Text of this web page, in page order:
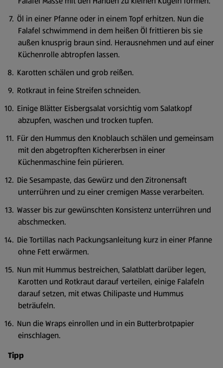
Öl in einer Pfanne oder in einem Topf erhitzen. Nun die
Falafel schwimmend in dem heißen Öl frittieren bis sie
außen knusprig braun sind. Herausnehmen und auf einer
Küchenrolle abtropfen lassen.
Karotten schälen und grob reißen.
Rotkraut in feine Streifen schneiden.
Einige Blätter Eisbergsalat vorsichtig vom Salatkopf
abzupfen, waschen und trocken tupfen.
Für den Hummus den Knoblauch schälen und gemeinsam
mit den abgetropften Kichererbsen in einer
Küchenmaschine fein pürieren.
Die Sesampaste, das Gewürz und den Zitronensaft
unterrühren und zu einer cremigen Masse verarbeiten.
Wasser bis zur gewünschten Konsistenz unterrühren und
abschmecken.
Die Tortillas nach Packungsanleitung kurz in einer Pfanne
ohne Fett erwärmen.
Nun mit Hummus bestreichen, Salatblatt darüber legen,
Karotten und Rotkraut darauf verteilen, einige Falafeln
darauf setzen, mit etwas Chilipaste und Hummus
beträufeln.
Nun die Wraps einrollen und in ein Butterbrotpapier
einschlagen.
Tipp